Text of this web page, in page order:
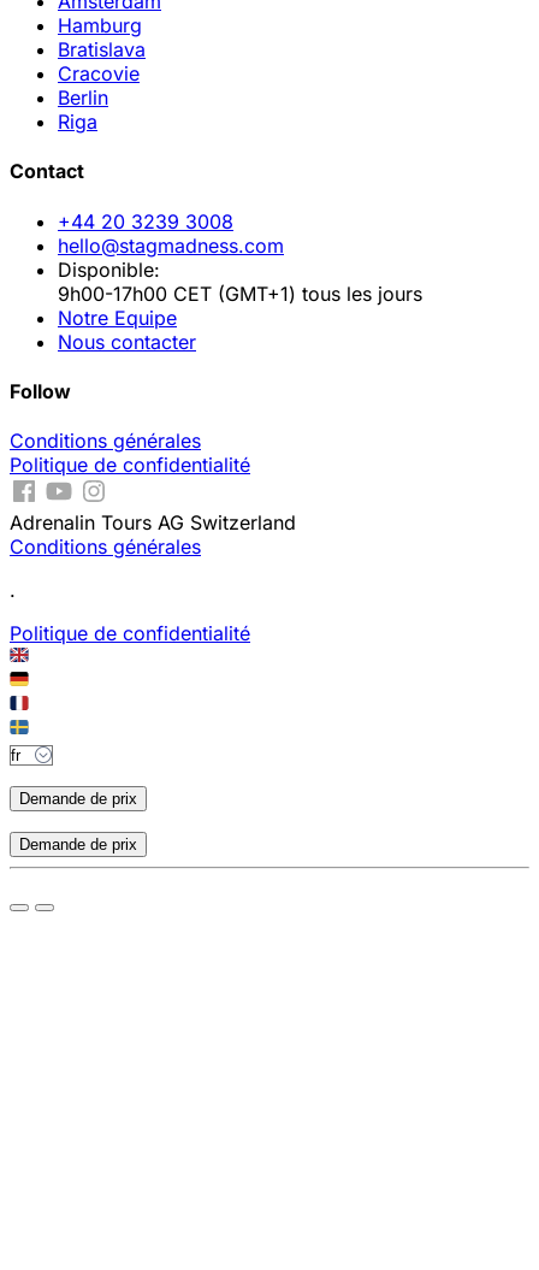
Hamburg
Bratislava
Cracovie
Berlin
Riga
Contact
+44 20 3239 3008
hello@stagmadness.com
Disponible:
9h00-17h00 CET (GMT+1) tous les jours
Notre Equipe
Nous contacter
Follow
Conditions générales
Politique de confidentialité
Adrenalin Tours AG Switzerland
Conditions générales
.
Politique de confidentialité
Demande de prix
Demande de prix